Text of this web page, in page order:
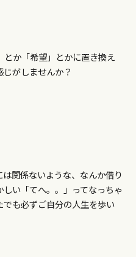
か「希望」とかに置き換え
がしませんか？
は関係ないような、なんか借り
い「てへ。。」ってなっちゃ
も必ずご自分の人生を歩い